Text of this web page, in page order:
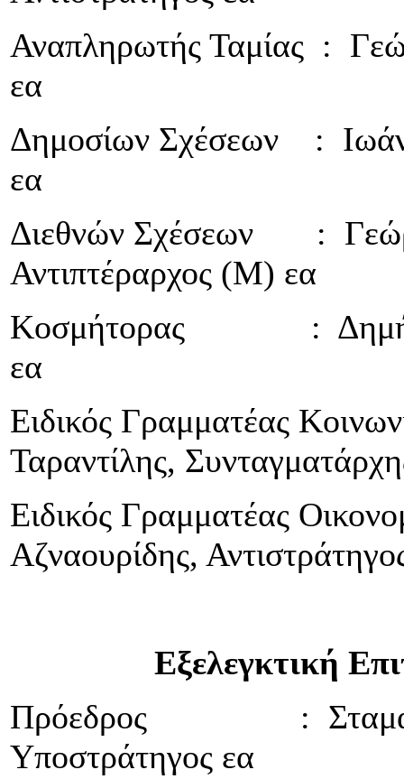
Αναπληρωτής Ταμίας :
εα
Δημοσίων Σχέσεων :
εα
Διεθνών Σχέσεων :
Αντιπτέραρχος (Μ) εα
Κοσμήτορας :
εα
Ειδικός Γραμματέας
Ταραντίλης,
Ειδικός Γραμματέας
Αζναουρίδης,
Εξελεγκτική
Πρόεδρος :
Υποστράτηγος εα